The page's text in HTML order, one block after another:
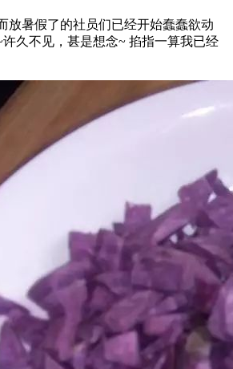
放暑假了的社员们已经开始蠢蠢欲动
久不见，甚是想念~ 掐指一算我已经